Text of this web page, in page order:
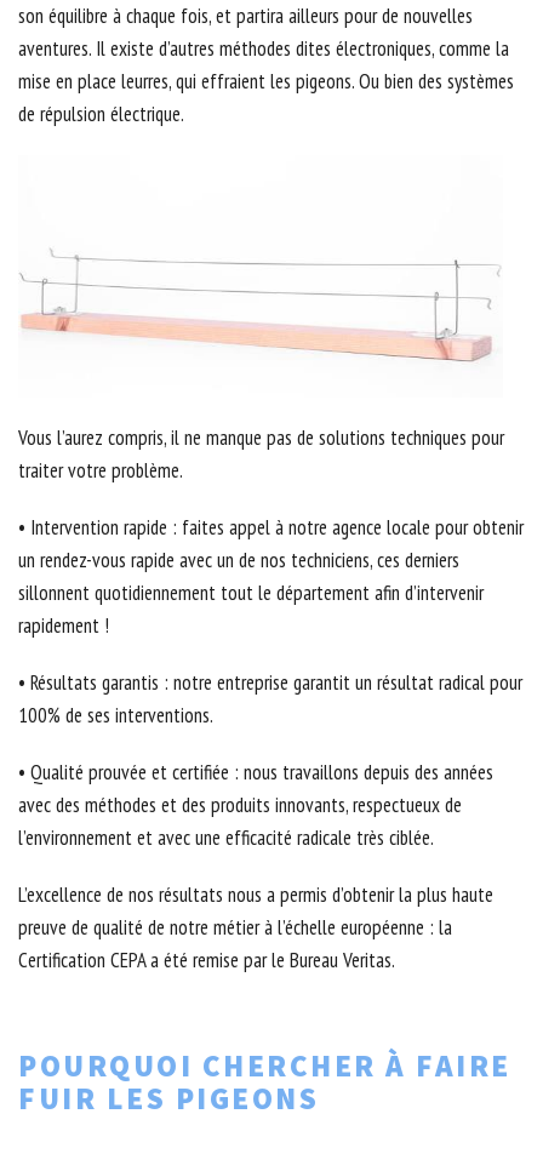
son équilibre à chaque fois, et partira ailleurs pour de nouvelles
aventures. Il existe d’autres méthodes dites électroniques, comme la
mise en place leurres, qui effraient les pigeons. Ou bien des systèmes
de répulsion électrique.
Vous l’aurez compris, il ne manque pas de solutions techniques pour
traiter votre problème.
• Intervention rapide : faites appel à notre agence locale pour obtenir
un rendez-vous rapide avec un de nos techniciens, ces derniers
sillonnent quotidiennement tout le département afin d’intervenir
rapidement !
• Résultats garantis : notre entreprise garantit un résultat radical pour
100% de ses interventions.
• Qualité prouvée et certifiée : nous travaillons depuis des années
avec des méthodes et des produits innovants, respectueux de
l’environnement et avec une efficacité radicale très ciblée.
L’excellence de nos résultats nous a permis d’obtenir la plus haute
preuve de qualité de notre métier à l’échelle européenne : la
Certification CEPA a été remise par le Bureau Veritas.
POURQUOI CHERCHER À FAIRE
FUIR LES PIGEONS